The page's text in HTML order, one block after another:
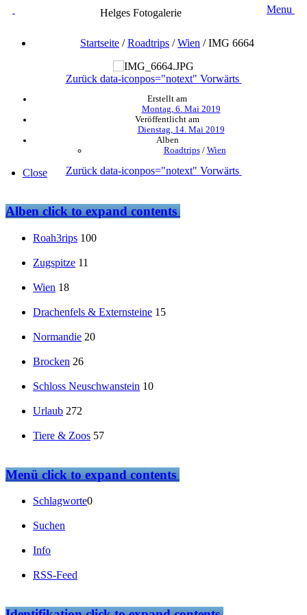
Helges Fotogalerie Menu
Startseite /Roadtrips /Wien /IMG 6664
Zurück data-iconpos="notext" Vorwärts
Erstellt am
Montag, 6. Mai 2019
Veröffentlicht am
Dienstag, 14. Mai 2019
Alben
Roadtrips/ Wien
Zurück data-iconpos="notext" Vorwärts
Close
Albenclick to expand contents
Roah3rips 100
Zugspitze 11
Wien 18
Drachenfels & Externsteine 15
Normandie 20
Brocken 26
Schloss Neuschwanstein 10
Urlaub 272
Tiere & Zoos 57
Menüclick to expand contents
Schlagworte0
Suchen
Info
RSS-Feed